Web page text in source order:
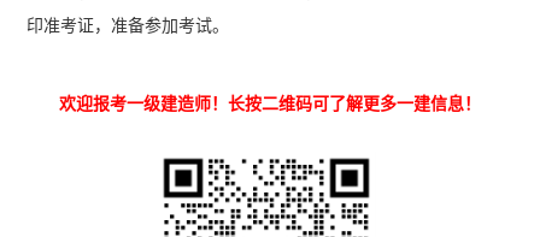
印准考证，准备参加考试。
欢迎报考一级建造师！长按二维码可了解更多一建信息！